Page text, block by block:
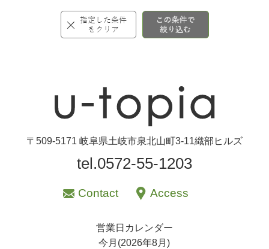
〒509-5171 岐阜県土岐市泉北山町3-11織部ヒルズ
tel.0572-55-1203
Contact Access
営業日カレンダー
今月(2026年8月)